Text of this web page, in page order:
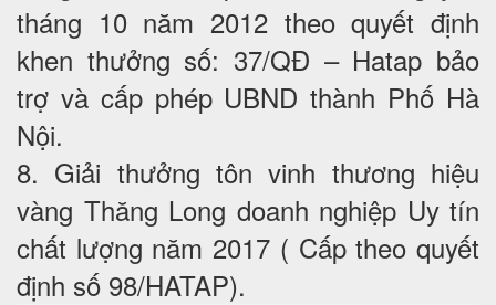
tháng 10 năm 2012 theo quyết định
khen thưởng số: 37/QĐ – Hatap bảo
trợ và cấp phép UBND thành Phố Hà
Nội.
8. Giải thưởng tôn vinh thương hiệu
vàng Thăng Long doanh nghiệp Uy tín
chất lượng năm 2017 ( Cấp theo quyết
định số 98/HATAP).